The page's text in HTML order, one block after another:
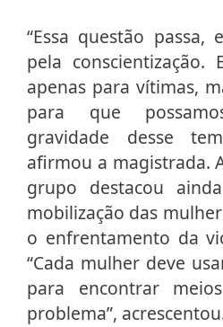
“Essa questão passa,
pela conscientização.
apenas para vítimas,
para que
gravidade desse
afirmou a magistrada.
grupo destacou
mobilização das
o enfrentamento da
“Cada mulher deve
para encontrar
problema”,